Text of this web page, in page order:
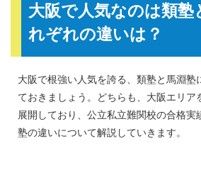
大阪で人気なのは類塾
れぞれの違いは？
大阪で根強い人気を誇る、類塾と馬淵塾
ておきましょう。どちらも、大阪エリア
展開しており、公立私立難関校の合格実
塾の違いについて解説していきます。